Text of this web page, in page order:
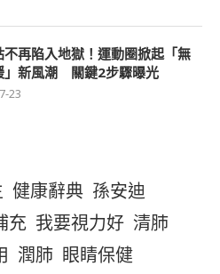
不再陷入地獄！運動圈掀起「無
」新風潮 關鍵2步驟曝光
23
健康辭典 孫安迪
充 我要視力好 清肺
潤肺 眼睛保健